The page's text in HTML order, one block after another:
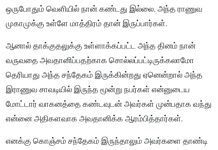
ஒருபோதும் வெளியில் நான் கண்டது இல்லை. அந்த ராணுவ
முகாமுக்கு உள்ளே மாத்திரம் தான் இருப்பார்கள்.
ஆனால் தாக்குதலுக்கு உள்ளாக்கப்பட்ட அந்த தினம் நான்
வருவதை அவதானிப்பதற்காக சொல்லப்பட்டிருக்கலாமோ
தெரியாது அந்த சந்தேகம் இருக்கின்றது ஏனென்றால் அந்த
இராணுவ சாவடியில் இருந்த மூன்று நபர்கள் என்னுடைய
மோட்டார் வாகனத்தை கண்டவுடன் அவர்கள் முன்பதாக வந்து
என்னை அதிகளவாக அவதானிக்க ஆரம்பித்தார்கள்.
எனக்கு கொஞ்சம் சந்தேகம் இருந்தாலும் அவர்களை தாண்டி